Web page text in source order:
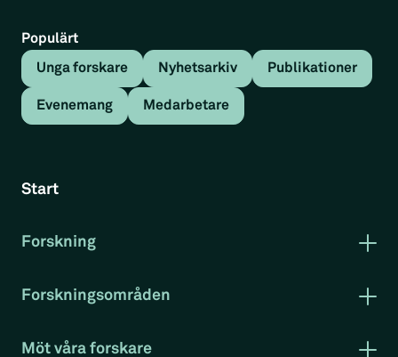
Populärt
Unga forskare Nyhetsarkiv Publikationer
Evenemang Medarbetare
Start
Forskning
Rapportserie arbetsmarknad
Forskningsområden
Möt våra forskare
Tillbaka
Kristinehamnsposten